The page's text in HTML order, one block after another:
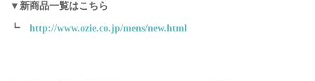
▼新商品一覧はこちら
┗ http://www.ozie.co.jp/mens/new.html